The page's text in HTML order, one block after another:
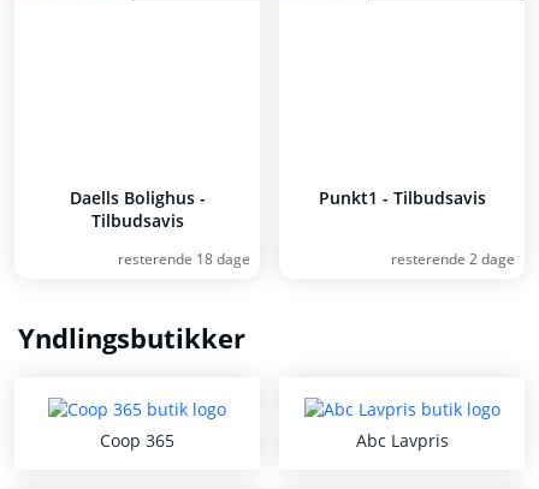
Daells Bolighus -
Tilbudsavis
resterende 18 dage
Punkt1 - Tilbudsavis
resterende 2 dage
Yndlingsbutikker
Coop 365 Abc Lavpris